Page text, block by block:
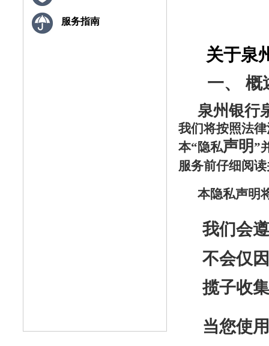
服务指南
关于泉
一、 概
泉州银行
我们将按照法
本“隐私声明”
服务前仔细阅
本隐私声明
我们会
不会仅
揽子收集
当您使